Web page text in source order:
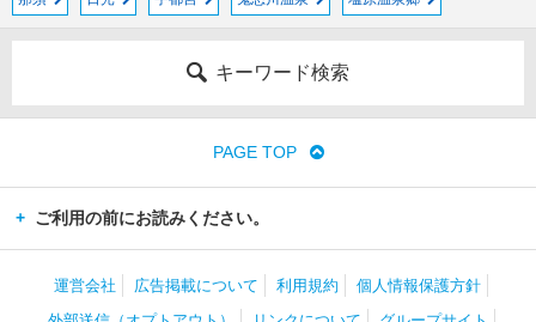
キーワード検索
PAGE TOP
ご利用の前にお読みください。
運営会社 広告掲載について 利用規約
個人情報保護方針